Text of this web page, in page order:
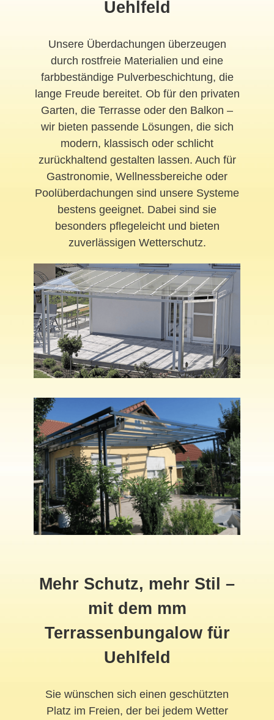
Uehlfeld
Unsere Überdachungen überzeugen
durch rostfreie Materialien und eine
farbbeständige Pulverbeschichtung, die
lange Freude bereitet. Ob für den privaten
Garten, die Terrasse oder den Balkon –
wir bieten passende Lösungen, die sich
modern, klassisch oder schlicht
zurückhaltend gestalten lassen. Auch für
Gastronomie, Wellnessbereiche oder
Poolüberdachungen sind unsere Systeme
bestens geeignet. Dabei sind sie
besonders pflegeleicht und bieten
zuverlässigen Wetterschutz.
Mehr Schutz, mehr Stil –
mit dem mm
Terrassenbungalow für
Uehlfeld
Sie wünschen sich einen geschützten
Platz im Freien, der bei jedem Wetter